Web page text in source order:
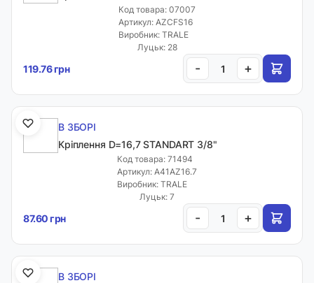
Код товара: 07007
Артикул: AZCFS16
Виробник: TRALE
Луцьк: 28
119.76 грн - +
В ЗБОРІ
Кріплення D=16,7 STANDART 3/8"
Код товара: 71494
Артикул: A41AZ16.7
Виробник: TRALE
Луцьк: 7
87.60 грн - +
В ЗБОРІ